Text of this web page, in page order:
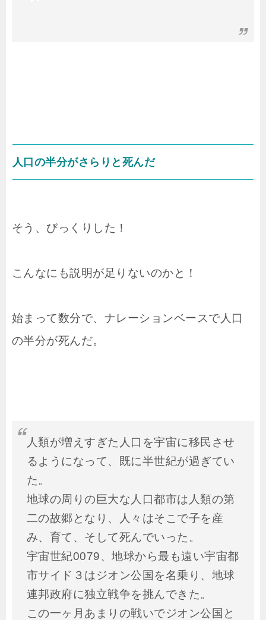
人口の半分がさらりと死んだ
そう、びっくりした！
こんなにも説明が足りないのかと！
始まって数分で、ナレーションベースで人口
の半分が死んだ。
人類が増えすぎた人口を宇宙に移民させ
るようになって、既に半世紀が過ぎてい
た。
地球の周りの巨大な人口都市は人類の第
二の故郷となり、人々はそこで子を産
み、育て、そして死んでいった。
宇宙世紀0079、地球から最も遠い宇宙都
市サイド３はジオン公国を名乗り、地球
連邦政府に独立戦争を挑んできた。
この一ヶ月あまりの戦いでジオン公国と